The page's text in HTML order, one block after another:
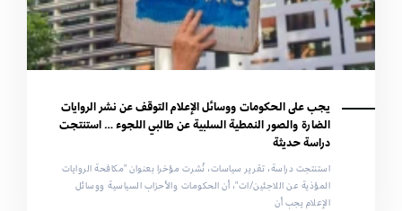
يجب على الحكومات ووسائل الإعلام التوقف عن نشر الروايات
الضارة والصور النمطية السلبية عن طالبي اللجوء … استنتجت
دراسة حديثة
استنتجت دراسة، تقرير سياسات، نُشرت مؤخرا بعنوان "مكافحة الروايات
المؤذية عن اللاجئين/ات"، أن الحكومات والأحزاب السياسية ووسائل
الإعلام يجب أن